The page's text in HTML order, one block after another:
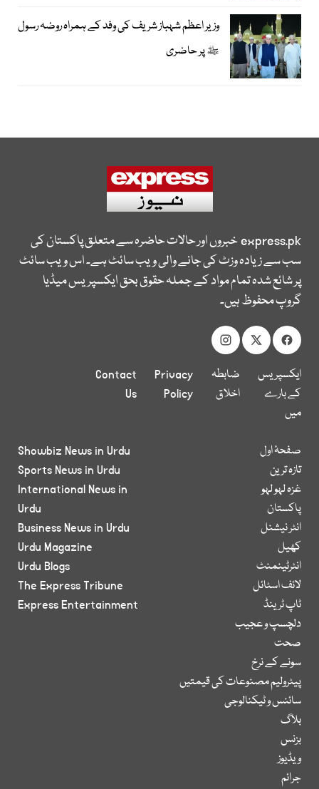
وزیر اعظم شہباز شریف کی وفد کے ہمراہ روضہ رسول
ﷺ پر حاضری
express.pkخبروں اور حالات حاضرہ سے متعلق پاکستان کی
سب سے زیادہ وزٹ کی جانے والی ویب سائٹ ہے۔ اس ویب سائٹ
پر شائع شدہ تمام مواد کے جملہ حقوق بحق ایکسپریس میڈیا
گروپ محفوظ ہیں۔
ایکسپریس
کے بارے
میں
ضابطہ
اخلاق
Privacy
Policy
Contact
Us
صفحۂ اول
تازہ ترین
غزہ لہو لہو
پاکستان
انٹر نیشنل
کھیل
انٹرٹینمنٹ
لائف اسٹائل
ٹاپ ٹرینڈ
دلچسپ و عجیب
صحت
سونے کے نرخ
پیٹرولیم مصنوعات کی قیمتیں
سائنس و ٹیکنالوجی
بلاگ
بزنس
ویڈیوز
جرائم
Showbiz News in Urdu
Sports News in Urdu
International News in
Urdu
Business News in Urdu
Urdu Magazine
Urdu Blogs
The Express Tribune
Express Entertainment